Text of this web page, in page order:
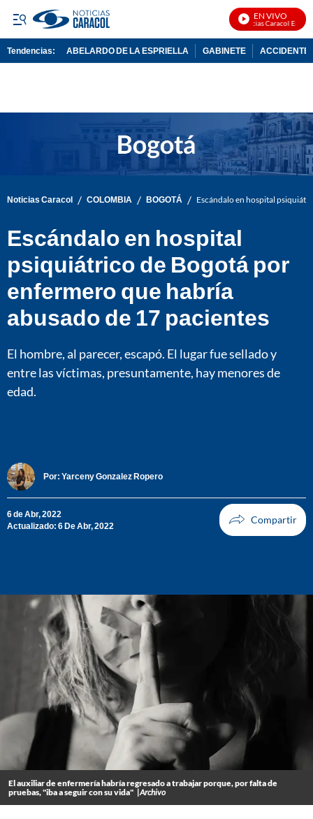
EN VIVO
Noticias Caracol En Vivo
Tendencias: ABELARDO DE LA ESPRIELLA GABINETE ACCIDENTE
Noticias Caracol / COLOMBIA / BOGOTÁ / Escándalo en hospital
Escándalo en hospital
psiquiátrico de Bogotá por
enfermero que habría
abusado de 17 pacientes
El hombre, al parecer, escapó. El lugar fue sellado y
entre las víctimas, presuntamente, hay menores de
edad.
Por: Yarceny Gonzalez Ropero
6 de Abr, 2022
Actualizado: 6 De Abr, 2022
El auxiliar de enfermería habría regresado a trabajar porque, por falta de
pruebas, "iba a seguir con su vida" |Archivo